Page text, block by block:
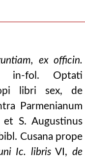
ex officin.
in-fol. Optati
libri sex, de
Parmenianum
et S. Augustinus
Cusana prope
Ic. librisVI, de